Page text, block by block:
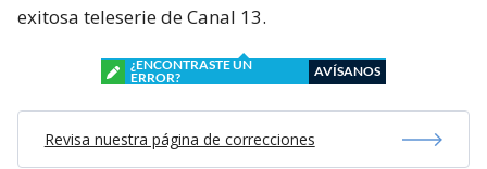
exitosa teleserie de Canal 13.
¿ENCONTRASTE UN
ERROR?
AVÍSANOS
Revisa nuestra página de correcciones